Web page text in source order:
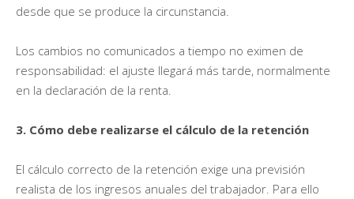
desde que se produce la circunstancia.
Los cambios no comunicados a tiempo no eximen de
responsabilidad: el ajuste llegará más tarde, normalmente
en la declaración de la renta.
3. Cómo debe realizarse el cálculo de la retención
El cálculo correcto de la retención exige una previsión
realista de los ingresos anuales del trabajador. Para ello